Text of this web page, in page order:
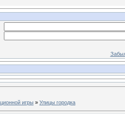
игры » Улицы городка